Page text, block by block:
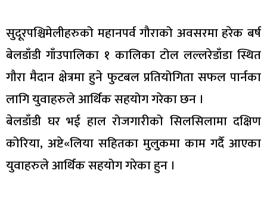
सुदूरपश्चिमेलीहरुको महानपर्व गौराको अवसरमा हरेक बर्ष
बेलडाँडी गाँउपालिका १ कालिका टोल लल्लरेडाँडा स्थित
गौरा मैदान क्षेत्रमा हुने फुटबल प्रतियोगिता सफल पार्नका
लागि युवाहरुले आर्थिक सहयोग गरेका छन ।
बेलडाँडी घर भई हाल रोजगारीको सिलसिलामा दक्षिण
कोरिया, अष्टे«लिया सहितका मुलुकमा काम गर्दै आएका
युवाहरुले आर्थिक सहयोग गरेका हुन ।